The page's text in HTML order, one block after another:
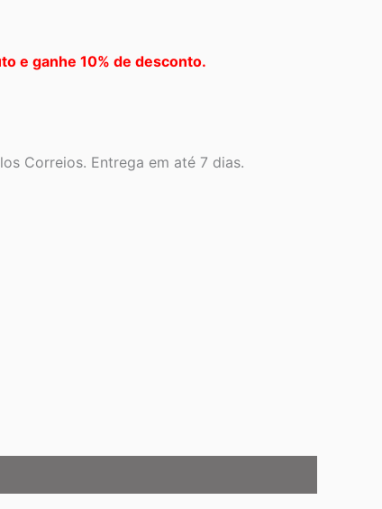
e ganhe 10% de desconto.
Correios. Entrega em até 7 dias.